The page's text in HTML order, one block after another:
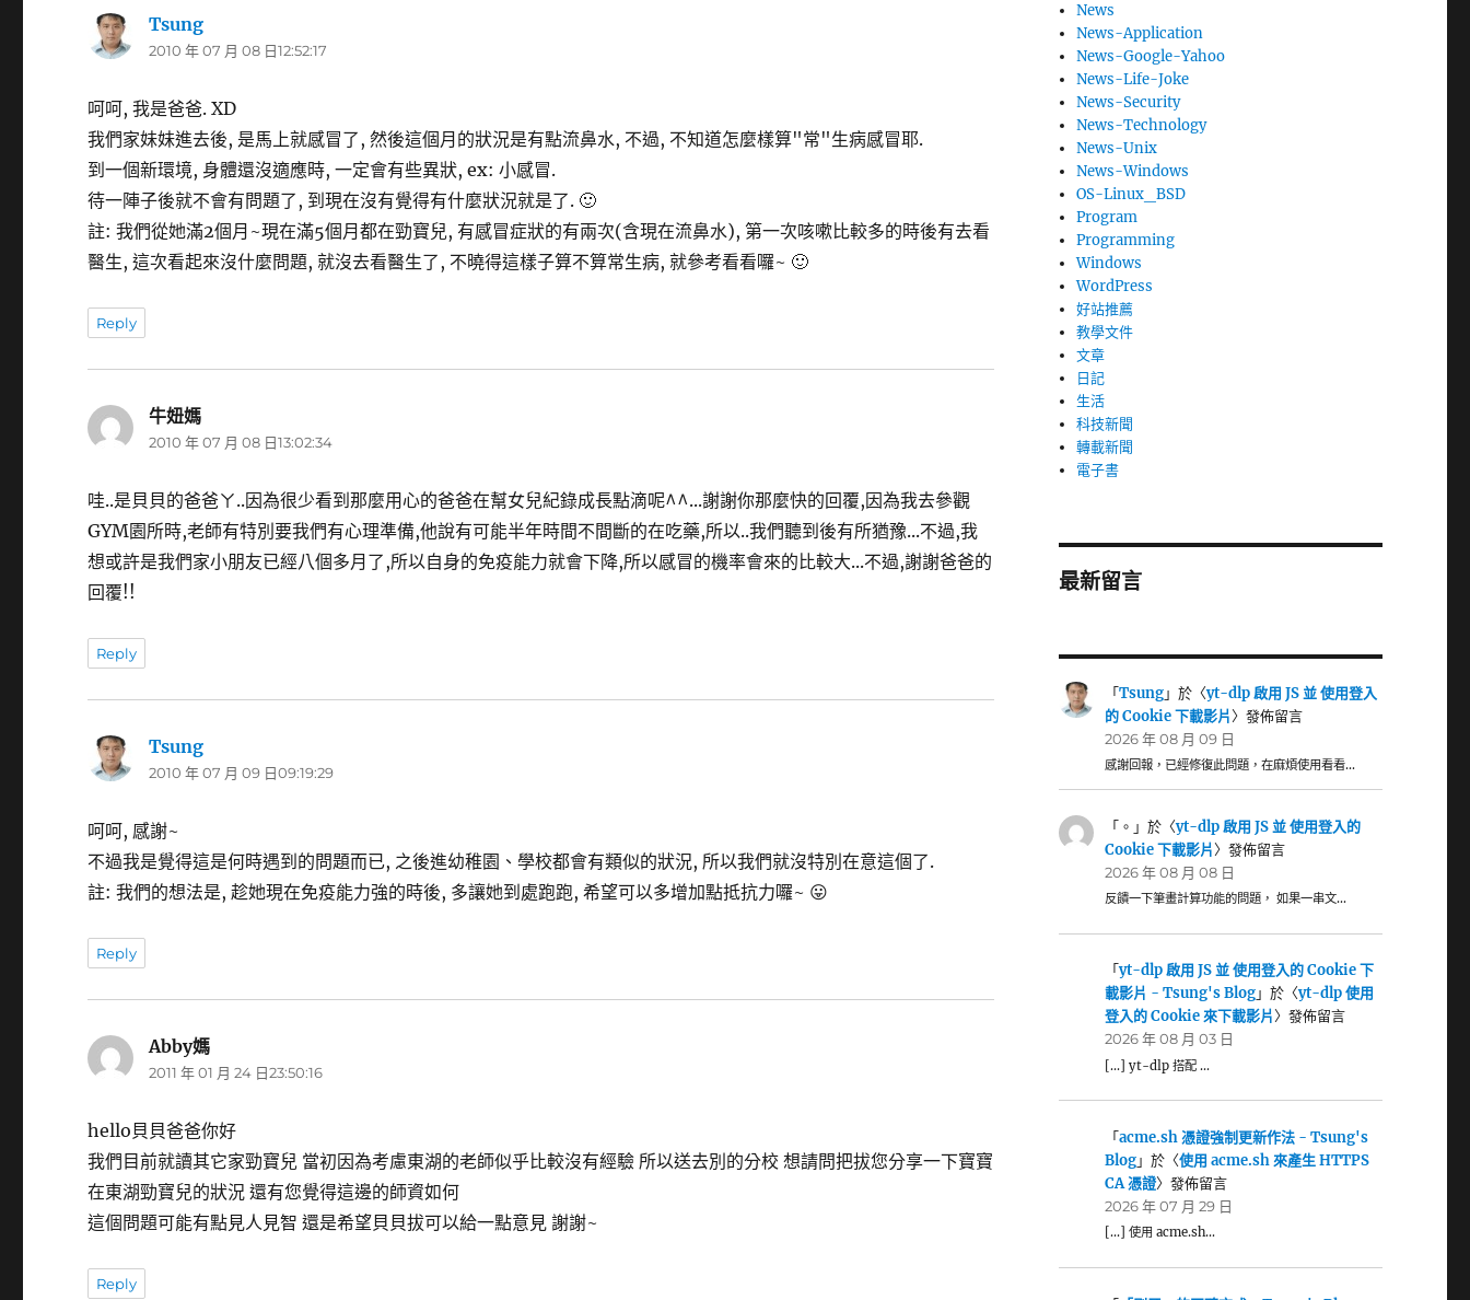
Tsung
示:
2010 年 07 月 08 日12:52:17
呵呵, 我是爸爸. XD
我們家妹妹進去後, 是馬上就感冒了, 然後這個月的狀況是有點流鼻水, 不過, 不知道怎麼樣算"常"生病感冒耶.
到一個新環境, 身體還沒適應時, 一定會有些異狀, ex: 小感冒.
待一陣子後就不會有問題了, 到現在沒有覺得有什麼狀況就是了. 🙂
註: 我們從她滿2個月~現在滿5個月都在勁寶兒, 有感冒症狀的有兩次(含現在流鼻水), 第一次咳嗽比較多的時後有去看
醫生, 這次看起來沒什麼問題, 就沒去看醫生了, 不曉得這樣子算不算常生病, 就參考看看囉~ 🙂
Reply
牛妞媽
示:
2010 年 07 月 08 日13:02:34
哇..是貝貝的爸爸ㄚ..因為很少看到那麼用心的爸爸在幫女兒紀錄成長點滴呢^^...謝謝你那麼快的回覆,因為我去參觀
GYM園所時,老師有特別要我們有心理準備,他說有可能半年時間不間斷的在吃藥,所以..我們聽到後有所猶豫...不過,我
想或許是我們家小朋友已經八個多月了,所以自身的免疫能力就會下降,所以感冒的機率會來的比較大...不過,謝謝爸爸的
回覆!!
Reply
Tsung
示:
2010 年 07 月 09 日09:19:29
呵呵, 感謝~
不過我是覺得這是何時遇到的問題而已, 之後進幼稚園、學校都會有類似的狀況, 所以我們就沒特別在意這個了.
註: 我們的想法是, 趁她現在免疫能力強的時後, 多讓她到處跑跑, 希望可以多增加點抵抗力囉~ 😛
Reply
Abby媽
示:
2011 年 01 月 24 日23:50:16
hello貝貝爸爸你好
我們目前就讀其它家勁寶兒 當初因為考慮東湖的老師似乎比較沒有經驗 所以送去別的分校 想請問把拔您分享一下寶寶
在東湖勁寶兒的狀況 還有您覺得這邊的師資如何
這個問題可能有點見人見智 還是希望貝貝拔可以給一點意見 謝謝~
Reply
News
News-Application
News-Google-Yahoo
News-Life-Joke
News-Security
News-Technology
News-Unix
News-Windows
OS-Linux_BSD
Program
Programming
Windows
WordPress
好站推薦
教學文件
文章
日記
生活
科技新聞
轉載新聞
電子書
最新留言
「Tsung」於〈yt-dlp 啟用 JS 並 使用登入
的 Cookie 下載影片〉發佈留言
2026 年 08 月 09 日
感謝回報，已經修復此問題，在麻煩使用看看…
「 。 」於〈yt-dlp 啟用 JS 並 使用登入的
Cookie 下載影片〉發佈留言
2026 年 08 月 08 日
反饋一下筆畫計算功能的問題， 如果一串文…
「yt-dlp 啟用 JS 並 使用登入的 Cookie 下
載影片 - Tsung's Blog」於〈yt-dlp 使用
登入的 Cookie 來下載影片〉發佈留言
2026 年 08 月 03 日
[…] yt-dlp 搭配 …
「acme.sh 憑證強制更新作法 - Tsung's
Blog」於〈使用 acme.sh 來產生 HTTPS
CA 憑證〉發佈留言
2026 年 07 月 29 日
[…] 使用 acme.sh…